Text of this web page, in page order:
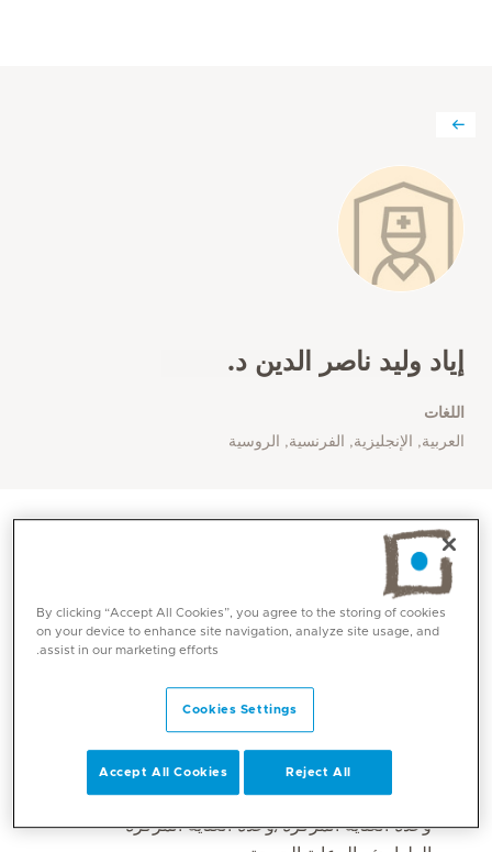
إياد وليد ناصر الدين د.
اللغات
العربية, الإنجليزية, الفرنسية, الروسية
المهارات الأساسية
وحدة العناية المركزة/وحدة العناية المركزة
By clicking “Accept All Cookies”, you agree to the storing of cookies
on your device to enhance site navigation, analyze site usage, and
assist in our marketing efforts.
Cookies Settings
Reject All
Accept All Cookies